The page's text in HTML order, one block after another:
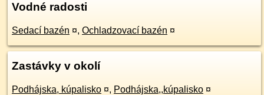
Vodné radosti
Sedací bazén ¤, Ochladzovací bazén ¤
Zastávky v okolí
Podhájska, kúpalisko ¤, Podhájska,,kúpalisko ¤